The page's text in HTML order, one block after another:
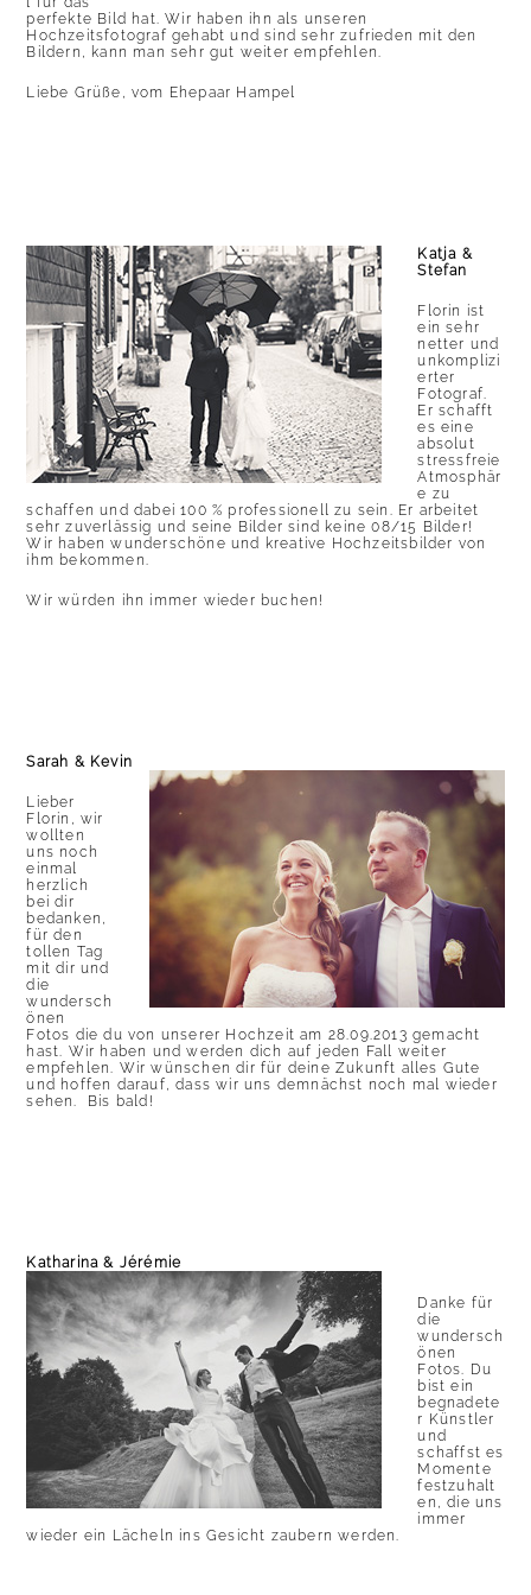
perfekte Bild hat. Wir haben ihn als unseren
Hochzeitsfotograf gehabt und sind sehr zufrieden mit den
Bildern, kann man sehr gut weiter empfehlen.
Liebe Grüße, vom Ehepaar Hampel
Katja &
Stefan
Florin ist
ein sehr
netter und
unkomplizi
erter
Fotograf.
Er schafft
es eine
absolut
stressfreie
Atmosphär
e zu
schaffen und dabei 100 % professionell zu sein. Er arbeitet
sehr zuverlässig und seine Bilder sind keine 08/15 Bilder!
Wir haben wunderschöne und kreative Hochzeitsbilder von
ihm bekommen.
Wir würden ihn immer wieder buchen!
Sarah & Kevin
Lieber
Florin, wir
wollten
uns noch
einmal
herzlich
bei dir
bedanken,
für den
tollen Tag
mit dir und
die
wundersch
önen
Fotos die du von unserer Hochzeit am 28.09.2013 gemacht
hast. Wir haben und werden dich auf jeden Fall weiter
empfehlen. Wir wünschen dir für deine Zukunft alles Gute
und hoffen darauf, dass wir uns demnächst noch mal wieder
sehen. Bis bald!
Katharina & Jérémie
Danke für
die
wundersch
önen
Fotos. Du
bist ein
begnadete
r Künstler
und
schaffst es
Momente
festzuhalt
en, die uns
immer
wieder ein Lächeln ins Gesicht zaubern werden.